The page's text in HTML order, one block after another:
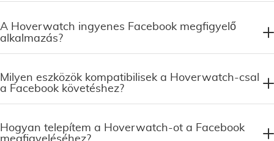
A Hoverwatch ingyenes Facebook megfigyelő
alkalmazás?
Milyen eszközök kompatibilisek a Hoverwatch-csal
a Facebook követéshez?
Hogyan telepítem a Hoverwatch-ot a Facebook